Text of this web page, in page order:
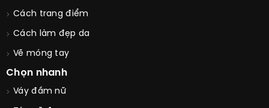
Cách trang điểm
Cách làm đẹp da
Vẽ móng tay
Chọn nhanh
Váy đầm nữ